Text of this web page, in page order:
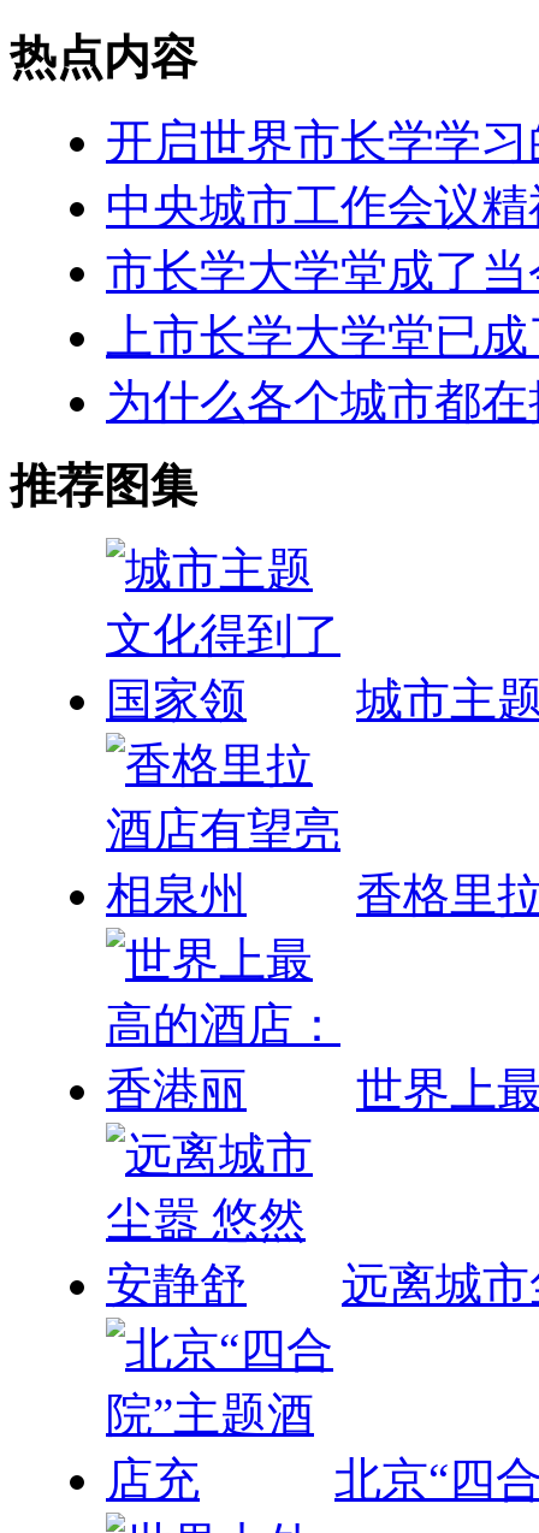
热点内容
开启世界市长学学
中央城市工作会议
市长学大学堂成了
上市长学大学堂已
为什么各个城市都
推荐图集
城市主
香格里
世界上
远离城
北京“四